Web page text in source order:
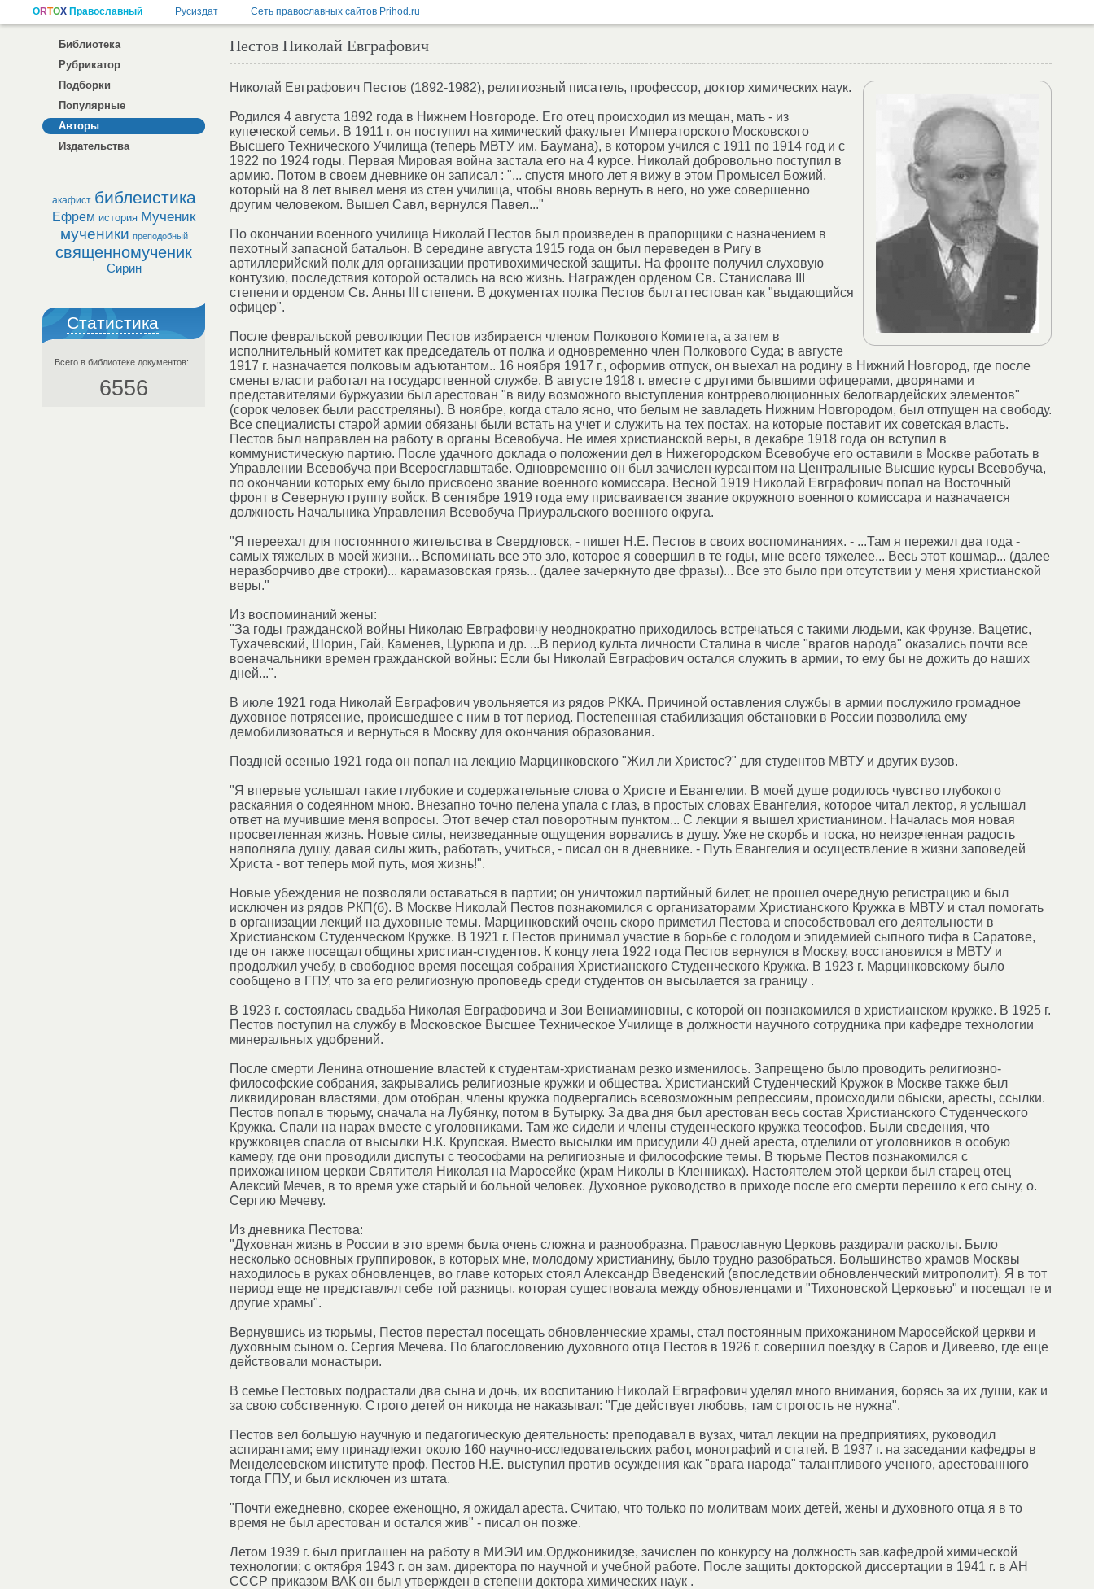
Библиотека
Рубрикатор
Подборки
Популярные
Авторы
Издательства
акафист библеистика
Ефрем история Мученик
мученики преподобный
священномученик
Сирин
Статистика
Всего в библиотеке документов:
6556
Пестов Николай Евграфович
Николай Евграфович Пестов (1892-1982), религиозный писатель, профессор, доктор химических наук.
Родился 4 августа 1892 года в Нижнем Новгороде. Его отец происходил из мещан, мать - из
купеческой семьи. В 1911 г. он поступил на химический факультет Императорского Московского
Высшего Технического Училища (теперь МВТУ им. Баумана), в котором учился с 1911 по 1914 год и с
1922 по 1924 годы. Первая Мировая война застала его на 4 курсе. Николай добровольно поступил в
армию. Потом в своем дневнике он записал : "... спустя много лет я вижу в этом Промысел Божий,
который на 8 лет вывел меня из стен училища, чтобы вновь вернуть в него, но уже совершенно
другим человеком. Вышел Савл, вернулся Павел..."
По окончании военного училища Николай Пестов был произведен в прапорщики с назначением в
пехотный запасной батальон. В середине августа 1915 года он был переведен в Ригу в
артиллерийский полк для организации противохимической защиты. На фронте получил слуховую
контузию, последствия которой остались на всю жизнь. Награжден орденом Св. Станислава III
степени и орденом Св. Анны III степени. В документах полка Пестов был аттестован как "выдающийся
офицер".
После февральской революции Пестов избирается членом Полкового Комитета, а затем в
исполнительный комитет как председатель от полка и одновременно член Полкового Суда; в августе
1917 г. назначается полковым адъютантом.. 16 ноября 1917 г., оформив отпуск, он выехал на родину в Нижний Новгород, где после
смены власти работал на государственной службе. В августе 1918 г. вместе с другими бывшими офицерами, дворянами и
представителями буржуазии был арестован "в виду возможного выступления контрреволюционных белогвардейских элементов"
(сорок человек были расстреляны). В ноябре, когда стало ясно, что белым не завладеть Нижним Новгородом, был отпущен на свободу.
Все специалисты старой армии обязаны были встать на учет и служить на тех постах, на которые поставит их советская власть.
Пестов был направлен на работу в органы Всевобуча. Не имея христианской веры, в декабре 1918 года он вступил в
коммунистическую партию. После удачного доклада о положении дел в Нижегородском Всевобуче его оставили в Москве работать в
Управлении Всевобуча при Всеросглавштабе. Одновременно он был зачислен курсантом на Центральные Высшие курсы Всевобуча,
по окончании которых ему было присвоено звание военного комиссара. Весной 1919 Николай Евграфович попал на Восточный
фронт в Северную группу войск. В сентябре 1919 года ему присваивается звание окружного военного комиссара и назначается
должность Начальника Управления Всевобуча Приуральского военного округа.
"Я переехал для постоянного жительства в Свердловск, - пишет Н.Е. Пестов в своих воспоминаниях. - ...Там я пережил два года -
самых тяжелых в моей жизни... Вспоминать все это зло, которое я совершил в те годы, мне всего тяжелее... Весь этот кошмар... (далее
неразборчиво две строки)... карамазовская грязь... (далее зачеркнуто две фразы)... Все это было при отсутствии у меня христианской
веры."
Из воспоминаний жены:
"За годы гражданской войны Николаю Евграфовичу неоднократно приходилось встречаться с такими людьми, как Фрунзе, Вацетис,
Тухачевский, Шорин, Гай, Каменев, Цурюпа и др. ...В период культа личности Сталина в числе "врагов народа" оказались почти все
военачальники времен гражданской войны: Если бы Николай Евграфович остался служить в армии, то ему бы не дожить до наших
дней...".
В июле 1921 года Николай Евграфович увольняется из рядов РККА. Причиной оставления службы в армии послужило громадное
духовное потрясение, происшедшее с ним в тот период. Постепенная стабилизация обстановки в России позволила ему
демобилизоваться и вернуться в Москву для окончания образования.
Поздней осенью 1921 года он попал на лекцию Марцинковского "Жил ли Христос?" для студентов МВТУ и других вузов.
"Я впервые услышал такие глубокие и содержательные слова о Христе и Евангелии. В моей душе родилось чувство глубокого
раскаяния о содеянном мною. Внезапно точно пелена упала с глаз, в простых словах Евангелия, которое читал лектор, я услышал
ответ на мучившие меня вопросы. Этот вечер стал поворотным пунктом... С лекции я вышел христианином. Началась моя новая
просветленная жизнь. Новые силы, неизведанные ощущения ворвались в душу. Уже не скорбь и тоска, но неизреченная радость
наполняла душу, давая силы жить, работать, учиться, - писал он в дневнике. - Путь Евангелия и осуществление в жизни заповедей
Христа - вот теперь мой путь, моя жизнь!".
Новые убеждения не позволяли оставаться в партии; он уничтожил партийный билет, не прошел очередную регистрацию и был
исключен из рядов РКП(б). В Москве Николай Пестов познакомился с организаторамм Христианского Кружка в МВТУ и стал помогать
в организации лекций на духовные темы. Марцинковский очень скоро приметил Пестова и способствовал его деятельности в
Христианском Студенческом Кружке. В 1921 г. Пестов принимал участие в борьбе с голодом и эпидемией сыпного тифа в Саратове,
где он также посещал общины христиан-студентов. К концу лета 1922 года Пестов вернулся в Москву, восстановился в МВТУ и
продолжил учебу, в свободное время посещая собрания Христианского Студенческого Кружка. В 1923 г. Марцинковскому было
сообщено в ГПУ, что за его религиозную проповедь среди студентов он высылается за границу .
В 1923 г. состоялась свадьба Николая Евграфовича и Зои Вениаминовны, с которой он познакомился в христианском кружке. В 1925 г.
Пестов поступил на службу в Московское Высшее Техническое Училище в должности научного сотрудника при кафедре технологии
минеральных удобрений.
После смерти Ленина отношение властей к студентам-христианам резко изменилось. Запрещено было проводить религиозно-
философские собрания, закрывались религиозные кружки и общества. Христианский Студенческий Кружок в Москве также был
ликвидирован властями, дом отобран, члены кружка подвергались всевозможным репрессиям, происходили обыски, аресты, ссылки.
Пестов попал в тюрьму, сначала на Лубянку, потом в Бутырку. За два дня был арестован весь состав Христианского Студенческого
Кружка. Спали на нарах вместе с уголовниками. Там же сидели и члены студенческого кружка теософов. Были сведения, что
кружковцев спасла от высылки Н.К. Крупская. Вместо высылки им присудили 40 дней ареста, отделили от уголовников в особую
камеру, где они проводили диспуты с теософами на религиозные и философские темы. В тюрьме Пестов познакомился с
прихожанином церкви Святителя Николая на Маросейке (храм Николы в Кленниках). Настоятелем этой церкви был старец отец
Алексий Мечев, в то время уже старый и больной человек. Духовное руководство в приходе после его смерти перешло к его сыну, о.
Сергию Мечеву.
Из дневника Пестова:
"Духовная жизнь в России в это время была очень сложна и разнообразна. Православную Церковь раздирали расколы. Было
несколько основных группировок, в которых мне, молодому христианину, было трудно разобраться. Большинство храмов Москвы
находилось в руках обновленцев, во главе которых стоял Александр Введенский (впоследствии обновленческий митрополит). Я в тот
период еще не представлял себе той разницы, которая существовала между обновленцами и "Тихоновской Церковью" и посещал те и
другие храмы".
Вернувшись из тюрьмы, Пестов перестал посещать обновленческие храмы, стал постоянным прихожанином Маросейской церкви и
духовным сыном о. Сергия Мечева. По благословению духовного отца Пестов в 1926 г. совершил поездку в Саров и Дивеево, где еще
действовали монастыри.
В семье Пестовых подрастали два сына и дочь, их воспитанию Николай Евграфович уделял много внимания, борясь за их души, как и
за свою собственную. Строго детей он никогда не наказывал: "Где действует любовь, там строгость не нужна".
Пестов вел большую научную и педагогическую деятельность: преподавал в вузах, читал лекции на предприятиях, руководил
аспирантами; ему принадлежит около 160 научно-исследовательских работ, монографий и статей. В 1937 г. на заседании кафедры в
Менделеевском институте проф. Пестов Н.Е. выступил против осуждения как "врага народа" талантливого ученого, арестованного
тогда ГПУ, и был исключен из штата.
"Почти ежедневно, скорее еженощно, я ожидал ареста. Считаю, что только по молитвам моих детей, жены и духовного отца я в то
время не был арестован и остался жив" - писал он позже.
Летом 1939 г. был приглашен на работу в МИЭИ им.Орджоникидзе, зачислен по конкурсу на должность зав.кафедрой химической
технологии; с октября 1943 г. он зам. директора по научной и учебной работе. После защиты докторской диссертации в 1941 г. в АН
СССР приказом ВАК он был утвержден в степени доктора химических наук .